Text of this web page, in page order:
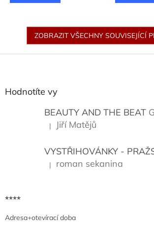
ZOBRAZIT VŠECHNY SOUVISEJÍCÍ
Hodnotíte vy
BEAUTY AND THE BEAT
Hodnocení produktu je 5 z 5
| Jiří Matějů
Hodnocení produktu je 5 z 5
| roman sekanina
****
Adresa+otevírací doba